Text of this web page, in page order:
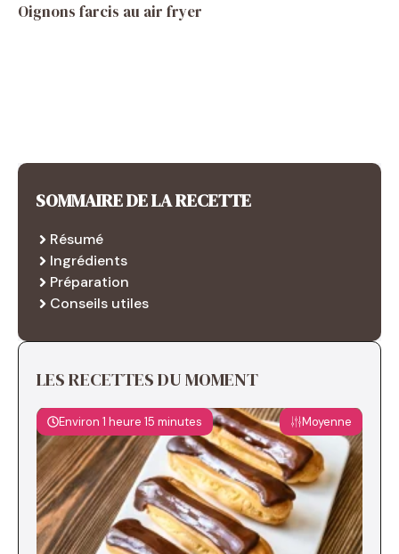
Oignons farcis au air fryer
SOMMAIRE DE LA RECETTE
Résumé
Ingrédients
Préparation
Conseils utiles
LES RECETTES DU MOMENT
Environ 1 heure 15 minutes Moyenne